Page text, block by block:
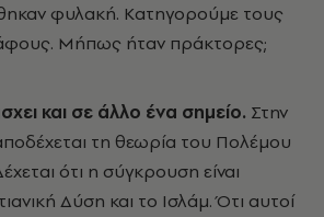
φυλακή. Kατηγορούμε τους
Mήπως ήταν πράκτορες;
και σε άλλο ένα σημείο. Στην
τη θεωρία του Πολέμου
ότι η σύγκρουση είναι
Δύση και το Iσλάμ. Ότι αυτοί